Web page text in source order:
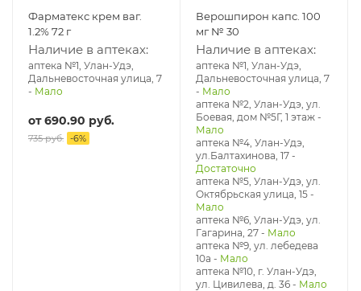
Фарматекс крем ваг.
1.2% 72 г
Наличие в аптеках:
аптека №1, Улан-Удэ,
Дальневосточная улица, 7
- Мало
от690.90 руб.
735 руб. -6%
Верошпирон капс. 100
мг № 30
Наличие в аптеках:
аптека №1, Улан-Удэ,
Дальневосточная улица, 7
- Мало
аптека №2, Улан-Удэ, ул.
Боевая, дом №5Г, 1 этаж -
Мало
аптека №4, Улан-Удэ,
ул.Балтахинова, 17 -
Достаточно
аптека №5, Улан-Удэ, ул. ​
Октябрьская улица, 15 -
Мало
аптека №6, Улан-Удэ, ул.
Гагарина, 27 - Мало
аптека №9, ул. лебедева
10а - Мало
аптека №10, г. Улан-Удэ,
ул. Цивилева, д. 36 - Мало